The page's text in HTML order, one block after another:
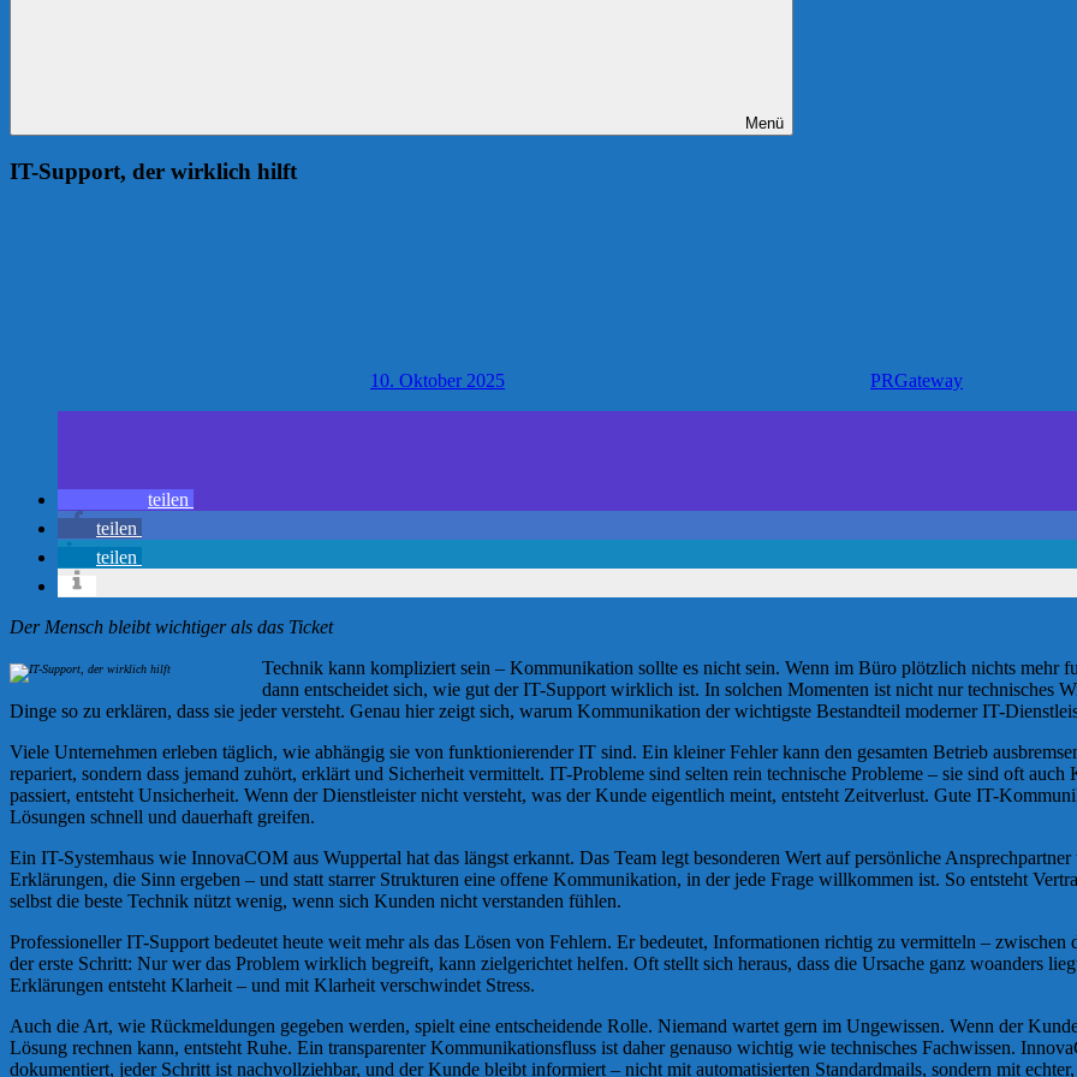
Menü
IT-Support, der wirklich hilft
10. Oktober 2025 PRGateway
teilen
teilen
teilen
Der Mensch bleibt wichtiger als das Ticket
Technik kann kompliziert sein – Kommunikation sollte es nicht sein. Wenn im Büro plötzlich nichts mehr
dann entscheidet sich, wie gut der IT-Support wirklich ist. In solchen Momenten ist nicht nur technisches
Dinge so zu erklären, dass sie jeder versteht. Genau hier zeigt sich, warum Kommunikation der wichtigste Bestandteil moderner IT-
Viele Unternehmen erleben täglich, wie abhängig sie von funktionierender IT sind. Ein kleiner Fehler kann den gesamten Betrieb
repariert, sondern dass jemand zuhört, erklärt und Sicherheit vermittelt. IT-Probleme sind selten rein technische Probleme – sie sind oft
passiert, entsteht Unsicherheit. Wenn der Dienstleister nicht versteht, was der Kunde eigentlich meint, entsteht Zeitverlust. Gute IT-
Lösungen schnell und dauerhaft greifen.
Ein IT-Systemhaus wie InnovaCOM aus Wuppertal hat das längst erkannt. Das Team legt besonderen Wert auf persönliche
Erklärungen, die Sinn ergeben – und statt starrer Strukturen eine offene Kommunikation, in der jede Frage willkommen ist. So entsteht
selbst die beste Technik nützt wenig, wenn sich Kunden nicht verstanden fühlen.
Professioneller IT-Support bedeutet heute weit mehr als das Lösen von Fehlern. Er bedeutet, Informationen richtig zu vermitteln –
der erste Schritt: Nur wer das Problem wirklich begreift, kann zielgerichtet helfen. Oft stellt sich heraus, dass die Ursache ganz woanders
Erklärungen entsteht Klarheit – und mit Klarheit verschwindet Stress.
Auch die Art, wie Rückmeldungen gegeben werden, spielt eine entscheidende Rolle. Niemand wartet gern im Ungewissen. Wenn der
Lösung rechnen kann, entsteht Ruhe. Ein transparenter Kommunikationsfluss ist daher genauso wichtig wie technisches Fachwissen.
dokumentiert, jeder Schritt ist nachvollziehbar, und der Kunde bleibt informiert – nicht mit automatisierten Standardmails, sondern mit